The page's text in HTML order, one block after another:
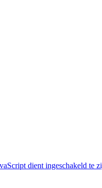
dient ingeschakeld te